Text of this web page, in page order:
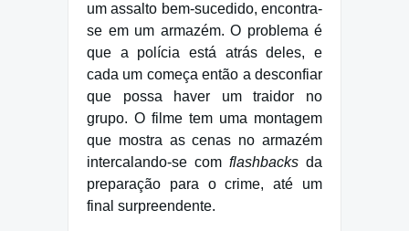
um assalto bem-sucedido, encontra-
se em um armazém. O problema é
que a polícia está atrás deles, e
cada um começa então a desconfiar
que possa haver um traidor no
grupo. O filme tem uma montagem
que mostra as cenas no armazém
intercalando-se com flashbacks da
preparação para o crime, até um
final surpreendente.